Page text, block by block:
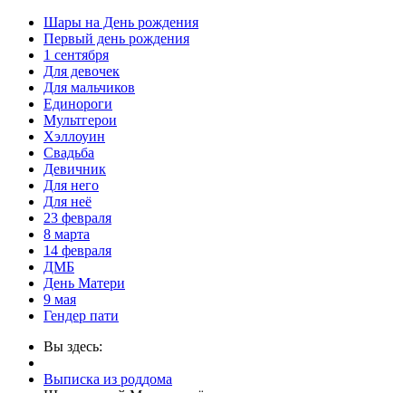
Шары на День рождения
Первый день рождения
1 сентября
Для девочек
Для мальчиков
Единороги
Мультгерои
Хэллоуин
Свадьба
Девичник
Для него
Для неё
23 февраля
8 марта
14 февраля
ДМБ
День Матери
9 мая
Гендер пати
Вы здесь:
Выписка из роддома